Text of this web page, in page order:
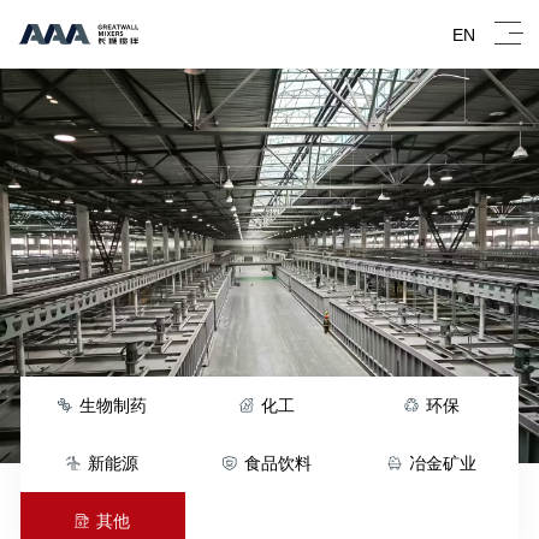
EN
生物制药 化工 环保
新能源 食品饮料 冶金矿业
其他